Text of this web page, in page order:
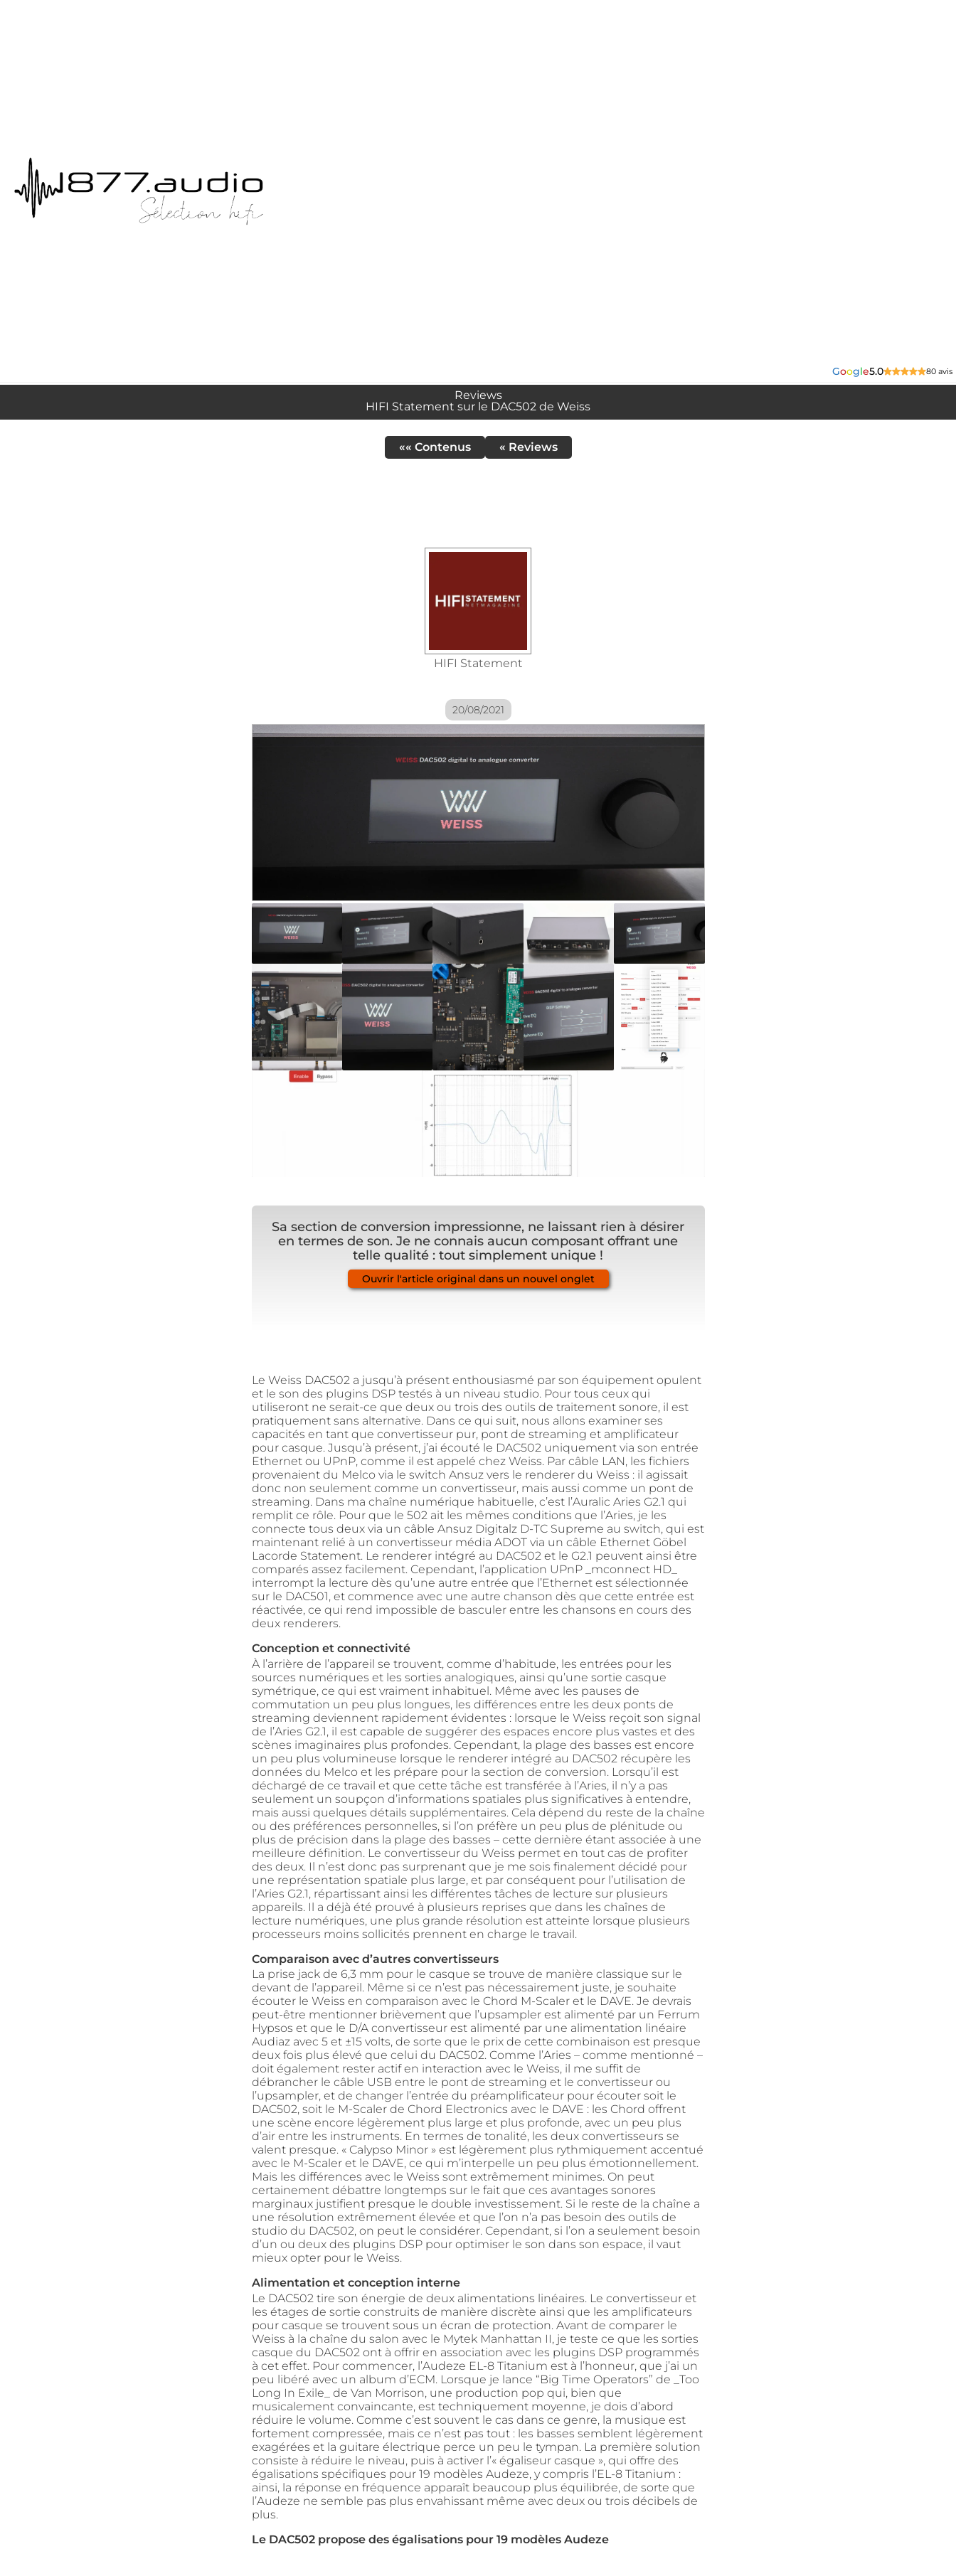
Google5.0 80 avis
Reviews
HIFI Statement sur le DAC502 de Weiss
«« Contenus « Reviews
HIFI Statement
20/08/2021
Sa section de conversion impressionne, ne laissant rien à désirer
en termes de son. Je ne connais aucun composant offrant une
telle qualité : tout simplement unique !
Ouvrir l'article original dans un nouvel onglet
Le Weiss DAC502 a jusqu’à présent enthousiasmé par son équipement opulent
et le son des plugins DSP testés à un niveau studio. Pour tous ceux qui
utiliseront ne serait-ce que deux ou trois des outils de traitement sonore, il est
pratiquement sans alternative. Dans ce qui suit, nous allons examiner ses
capacités en tant que convertisseur pur, pont de streaming et amplificateur
pour casque. Jusqu’à présent, j’ai écouté le DAC502 uniquement via son entrée
Ethernet ou UPnP, comme il est appelé chez Weiss. Par câble LAN, les fichiers
provenaient du Melco via le switch Ansuz vers le renderer du Weiss : il agissait
donc non seulement comme un convertisseur, mais aussi comme un pont de
streaming. Dans ma chaîne numérique habituelle, c’est l’Auralic Aries G2.1 qui
remplit ce rôle. Pour que le 502 ait les mêmes conditions que l’Aries, je les
connecte tous deux via un câble Ansuz Digitalz D-TC Supreme au switch, qui est
maintenant relié à un convertisseur média ADOT via un câble Ethernet Göbel
Lacorde Statement. Le renderer intégré au DAC502 et le G2.1 peuvent ainsi être
comparés assez facilement. Cependant, l’application UPnP _mconnect HD_
interrompt la lecture dès qu’une autre entrée que l’Ethernet est sélectionnée
sur le DAC501, et commence avec une autre chanson dès que cette entrée est
réactivée, ce qui rend impossible de basculer entre les chansons en cours des
deux renderers.
Conception et connectivité
À l’arrière de l’appareil se trouvent, comme d’habitude, les entrées pour les
sources numériques et les sorties analogiques, ainsi qu’une sortie casque
symétrique, ce qui est vraiment inhabituel. Même avec les pauses de
commutation un peu plus longues, les différences entre les deux ponts de
streaming deviennent rapidement évidentes : lorsque le Weiss reçoit son signal
de l’Aries G2.1, il est capable de suggérer des espaces encore plus vastes et des
scènes imaginaires plus profondes. Cependant, la plage des basses est encore
un peu plus volumineuse lorsque le renderer intégré au DAC502 récupère les
données du Melco et les prépare pour la section de conversion. Lorsqu’il est
déchargé de ce travail et que cette tâche est transférée à l’Aries, il n’y a pas
seulement un soupçon d’informations spatiales plus significatives à entendre,
mais aussi quelques détails supplémentaires. Cela dépend du reste de la chaîne
ou des préférences personnelles, si l’on préfère un peu plus de plénitude ou
plus de précision dans la plage des basses – cette dernière étant associée à une
meilleure définition. Le convertisseur du Weiss permet en tout cas de profiter
des deux. Il n’est donc pas surprenant que je me sois finalement décidé pour
une représentation spatiale plus large, et par conséquent pour l’utilisation de
l’Aries G2.1, répartissant ainsi les différentes tâches de lecture sur plusieurs
appareils. Il a déjà été prouvé à plusieurs reprises que dans les chaînes de
lecture numériques, une plus grande résolution est atteinte lorsque plusieurs
processeurs moins sollicités prennent en charge le travail.
Comparaison avec d’autres convertisseurs
La prise jack de 6,3 mm pour le casque se trouve de manière classique sur le
devant de l’appareil. Même si ce n’est pas nécessairement juste, je souhaite
écouter le Weiss en comparaison avec le Chord M-Scaler et le DAVE. Je devrais
peut-être mentionner brièvement que l’upsampler est alimenté par un Ferrum
Hypsos et que le D/A convertisseur est alimenté par une alimentation linéaire
Audiaz avec 5 et ±15 volts, de sorte que le prix de cette combinaison est presque
deux fois plus élevé que celui du DAC502. Comme l’Aries – comme mentionné –
doit également rester actif en interaction avec le Weiss, il me suffit de
débrancher le câble USB entre le pont de streaming et le convertisseur ou
l’upsampler, et de changer l’entrée du préamplificateur pour écouter soit le
DAC502, soit le M-Scaler de Chord Electronics avec le DAVE : les Chord offrent
une scène encore légèrement plus large et plus profonde, avec un peu plus
d’air entre les instruments. En termes de tonalité, les deux convertisseurs se
valent presque. « Calypso Minor » est légèrement plus rythmiquement accentué
avec le M-Scaler et le DAVE, ce qui m’interpelle un peu plus émotionnellement.
Mais les différences avec le Weiss sont extrêmement minimes. On peut
certainement débattre longtemps sur le fait que ces avantages sonores
marginaux justifient presque le double investissement. Si le reste de la chaîne a
une résolution extrêmement élevée et que l’on n’a pas besoin des outils de
studio du DAC502, on peut le considérer. Cependant, si l’on a seulement besoin
d’un ou deux des plugins DSP pour optimiser le son dans son espace, il vaut
mieux opter pour le Weiss.
Alimentation et conception interne
Le DAC502 tire son énergie de deux alimentations linéaires. Le convertisseur et
les étages de sortie construits de manière discrète ainsi que les amplificateurs
pour casque se trouvent sous un écran de protection. Avant de comparer le
Weiss à la chaîne du salon avec le Mytek Manhattan II, je teste ce que les sorties
casque du DAC502 ont à offrir en association avec les plugins DSP programmés
à cet effet. Pour commencer, l’Audeze EL-8 Titanium est à l’honneur, que j’ai un
peu libéré avec un album d’ECM. Lorsque je lance “Big Time Operators” de _Too
Long In Exile_ de Van Morrison, une production pop qui, bien que
musicalement convaincante, est techniquement moyenne, je dois d’abord
réduire le volume. Comme c’est souvent le cas dans ce genre, la musique est
fortement compressée, mais ce n’est pas tout : les basses semblent légèrement
exagérées et la guitare électrique perce un peu le tympan. La première solution
consiste à réduire le niveau, puis à activer l’« égaliseur casque », qui offre des
égalisations spécifiques pour 19 modèles Audeze, y compris l’EL-8 Titanium :
ainsi, la réponse en fréquence apparaît beaucoup plus équilibrée, de sorte que
l’Audeze ne semble pas plus envahissant même avec deux ou trois décibels de
plus.
Le DAC502 propose des égalisations pour 19 modèles Audeze